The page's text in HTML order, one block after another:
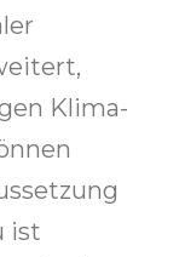
Klima-
ist